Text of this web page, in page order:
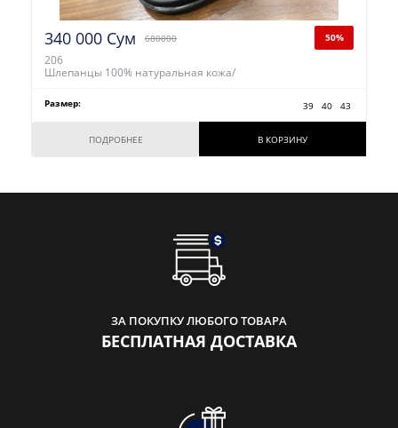
340 000 Сум 680000 50%
206
Шлепанцы 100% натуральная кожа/
Размер: 39 40 43
ПОДРОБНЕЕ В КОРЗИНУ
ЗА ПОКУПКУ ЛЮБОГО ТОВАРА
БЕСПЛАТНАЯ ДОСТАВКА